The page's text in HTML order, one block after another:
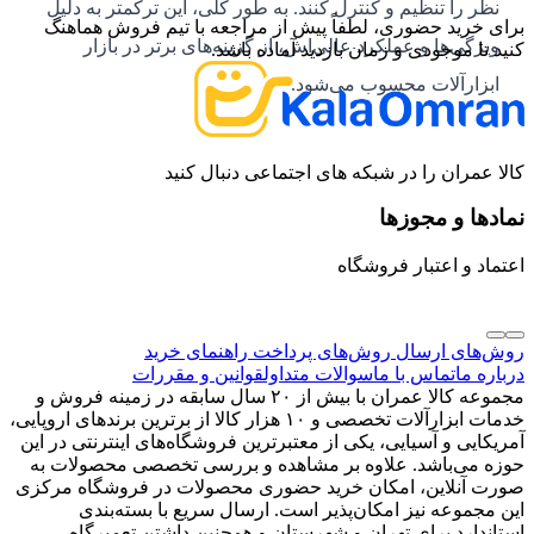
نظر را تنظیم و کنترل کنند. به طور کلی، این ترکمتر به دلیل
ویژگی‌ها و عملکرد عالی‌اش، از گزینه‌های برتر در بازار
ابزارآلات محسوب می‌شود.
برای خرید حضوری، لطفاً پیش از مراجعه با تیم فروش هماهنگ
کنید تا موجودی و زمان بازدید آماده باشد.
کالا عمران را در شبکه های اجتماعی دنبال کنید
نمادها و مجوزها
اعتماد و اعتبار فروشگاه
روش‌های ارسال روش‌های پرداخت راهنمای خرید
درباره ماتماس با ماسوالات متداولقوانین و مقررات
مجموعه کالا عمران با بیش از ۲۰ سال سابقه در زمینه فروش و
خدمات ابزارآلات تخصصی و ۱۰ هزار کالا از برترین برندهای اروپایی،
آمریکایی و آسیایی، یکی از معتبرترین فروشگاه‌های اینترنتی در این
حوزه می‌باشد. علاوه بر مشاهده و بررسی تخصصی محصولات به
صورت آنلاین، امکان خرید حضوری محصولات در فروشگاه مرکزی
این مجموعه نیز امکان‌پذیر است. ارسال سریع با بسته‌بندی